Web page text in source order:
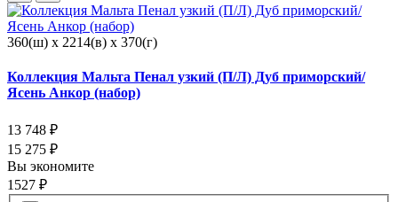
360(ш) x 2214(в) x 370(г)
Коллекция Мальта Пенал узкий (П/Л) Дуб приморский/
Ясень Анкор (набор)
13 748 ₽
15 275 ₽
Вы экономите
1527 ₽